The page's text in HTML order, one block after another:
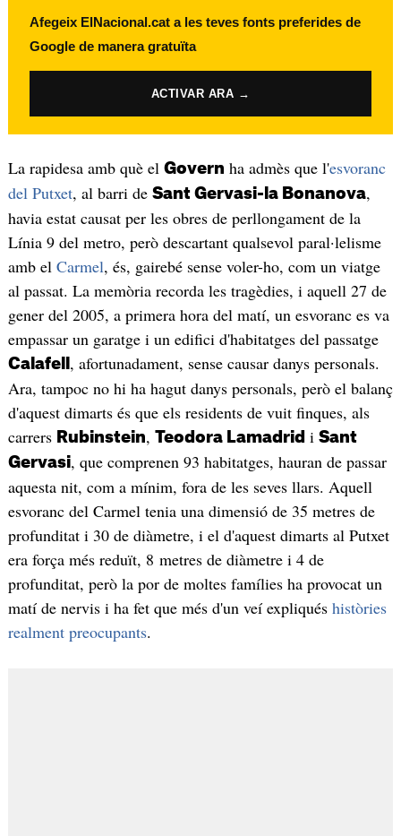
Afegeix ElNacional.cat a les teves fonts preferides de
Google de manera gratuïta
ACTIVAR ARA →
La rapidesa amb què el Govern ha admès que l'esvoranc
del Putxet, al barri de Sant Gervasi-la Bonanova,
havia estat causat per les obres de perllongament de la
Línia 9 del metro, però descartant qualsevol paral·lelisme
amb el Carmel, és, gairebé sense voler-ho, com un viatge
al passat. La memòria recorda les tragèdies, i aquell 27 de
gener del 2005, a primera hora del matí, un esvoranc es va
empassar un garatge i un edifici d'habitatges del passatge
Calafell , afortunadament, sense causar danys personals.
Ara, tampoc no hi ha hagut danys personals, però el balanç
d'aquest dimarts és que els residents de vuit finques, als
carrers Rubinstein, Teodora Lamadrid i Sant
Gervasi, que comprenen 93 habitatges, hauran de passar
aquesta nit, com a mínim, fora de les seves llars. Aquell
esvoranc del Carmel tenia una dimensió de 35 metres de
profunditat i 30 de diàmetre, i el d'aquest dimarts al Putxet
era força més reduït, 8 metres de diàmetre i 4 de
profunditat, però la por de moltes famílies ha provocat un
matí de nervis i ha fet que més d'un veí expliqués històries
realment preocupants.